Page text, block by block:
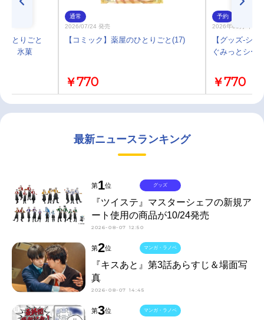
ひとりごと
猫 氷菓
通常
2026/07/24 発売
【コミック】薬屋のひとりごと(17)
￥770
予約
2026年08月 中 発
【グッズ-シ
ぐみっとシー
￥770
最新ニュースランキング
第1位
『ツイステ』マスターシェフの新規ア
ート使用の商品が10/24発売
2026-08-07 12:50
グッズ
第2位
『キスあと』第3話あらすじ＆場面写
真
2026-08-07 14:45
マンガ・ラノベ
第3位 マンガ・ラノベ